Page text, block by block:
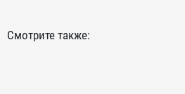
Смотрите также: